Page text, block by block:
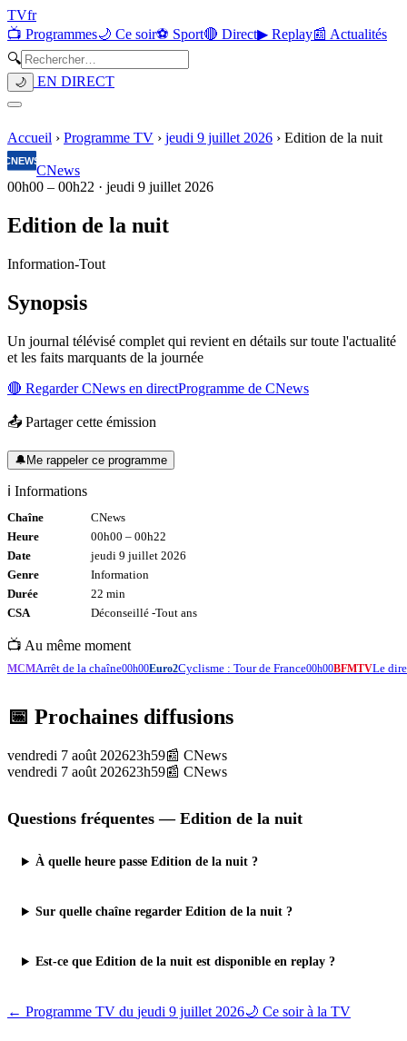
TVfr
📺 Programmes🌙 Ce soir⚽ Sport🔴 Direct▶ Replay📰 Actualités
🔍
🌙 EN DIRECT
Accueil › Programme TV › jeudi 9 juillet 2026 › Edition de la nuit
CNews
00h00 – 00h22 · jeudi 9 juillet 2026
Edition de la nuit
Information-Tout
Synopsis
Un journal télévisé complet qui revient en détails sur toute l'actualité
et les faits marquants de la journée
🔴 RegarderCNews en directProgramme de CNews
📤 Partager cette émission
🔔Me rappeler ce programme
ℹ️ Informations
Chaîne
CNews
Heure
00h00 – 00h22
Date
jeudi 9 juillet 2026
Genre
Information
Durée
22 min
CSA
Déconseillé -Tout ans
📺 Au même moment
MCMArrêt de la chaîne00h00Euro2Cyclisme : Tour de France00h00BFMTVLe
📅 Prochaines diffusions
vendredi 7 août 202623h59📰 CNews
vendredi 7 août 202623h59📰 CNews
Questions fréquentes — Edition de la nuit
À quelle heure passe Edition de la nuit ?
Sur quelle chaîne regarder Edition de la nuit ?
Est-ce que Edition de la nuit est disponible en replay ?
← Programme TV du jeudi 9 juillet 2026🌙 Ce soir à la TV